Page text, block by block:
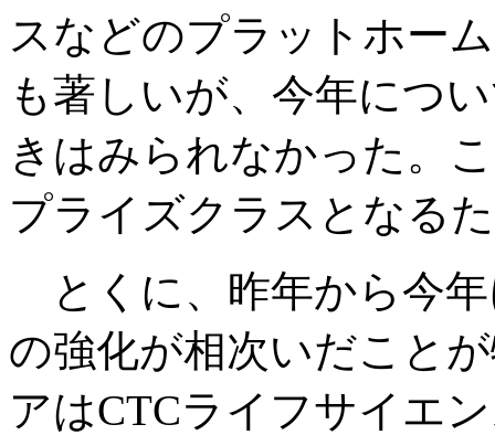
スなどのプラットホー
も著しいが、今年につ
きはみられなかった。
プライズクラスとなる
とくに、昨年から今
の強化が相次いだこと
アはCTCライフサイエ